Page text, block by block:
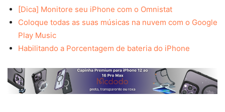
[Dica] Monitore seu iPhone com o Omnistat
Coloque todas as suas músicas na nuvem com o Google
Play Music
Habilitando a Porcentagem de bateria do iPhone